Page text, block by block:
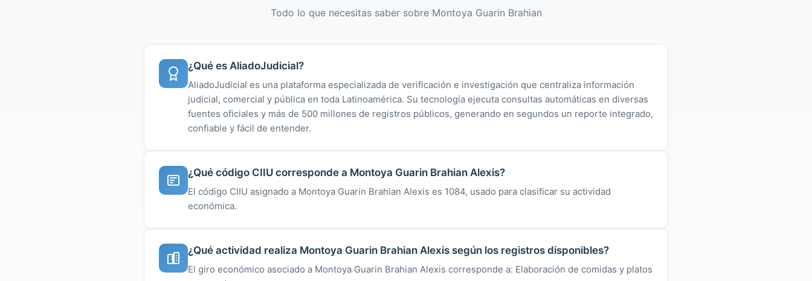
Todo lo que necesitas saber sobre Montoya Guarin Brahian
¿Qué es AliadoJudicial?
AliadoJudicial es una plataforma especializada de verificación e investigación que centraliza información
judicial, comercial y pública en toda Latinoamérica. Su tecnología ejecuta consultas automáticas en diversas
fuentes oficiales y más de 500 millones de registros públicos, generando en segundos un reporte integrado,
confiable y fácil de entender.
¿Qué código CIIU corresponde a Montoya Guarin Brahian Alexis?
El código CIIU asignado a Montoya Guarin Brahian Alexis es 1084, usado para clasificar su actividad
económica.
¿Qué actividad realiza Montoya Guarin Brahian Alexis según los registros disponibles?
El giro económico asociado a Montoya Guarin Brahian Alexis corresponde a: Elaboración de comidas y platos